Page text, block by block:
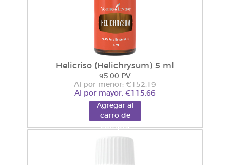
Helicriso (Helichrysum) 5 ml
95.00 PV
Al por menor: €152.19
Al por mayor: €115.66
Agregar al
carro de
compra